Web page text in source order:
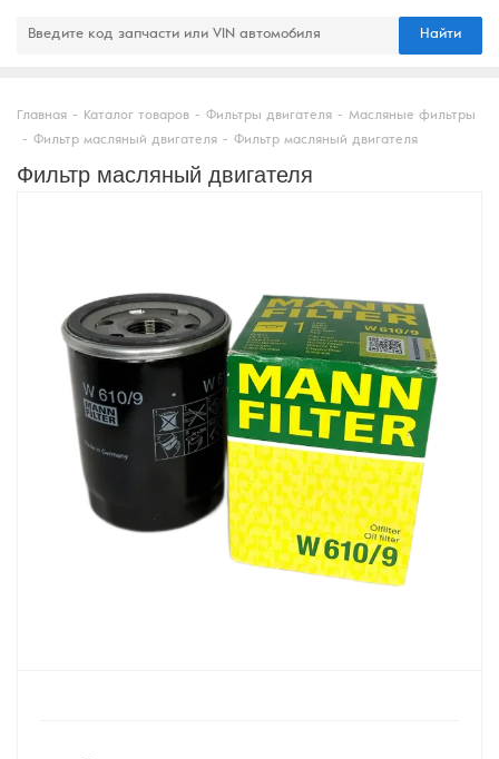
Найти
Главная - Каталог товаров - Фильтры двигателя - Масляные фильтры
- Фильтр масляный двигателя - Фильтр масляный двигателя
Фильтр масляный двигателя